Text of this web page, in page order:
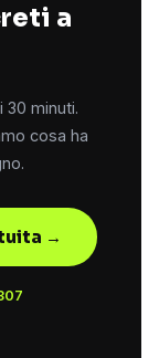
a
30 minuti.
cosa ha
→